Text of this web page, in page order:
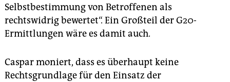
Selbstbestimmung von Betroffenen als
rechtswidrig bewertet“. Ein Großteil der G20-
Ermittlungen wäre es damit auch.
Caspar moniert, dass es überhaupt keine
Rechtsgrundlage für den Einsatz der